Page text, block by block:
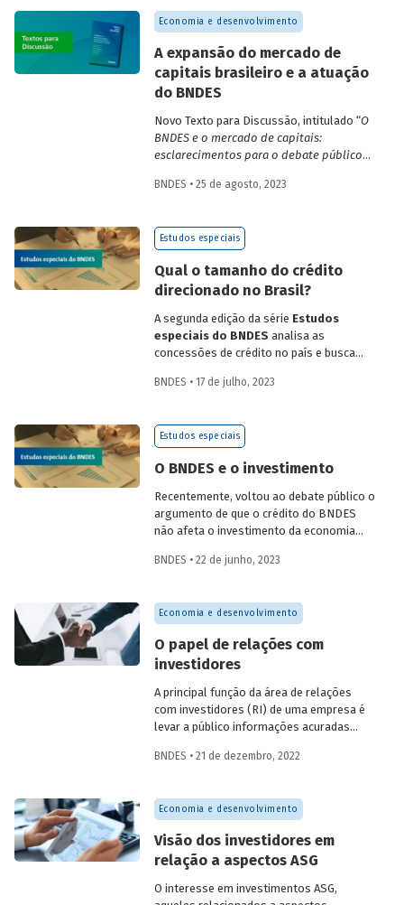
Economia e desenvolvimento
A expansão do mercado de
capitais brasileiro e a atuação
do BNDES
Novo Texto para Discussão, intitulado “O
BNDES e o mercado de capitais:
esclarecimentos para o debate público
pontos da relação entre BNDES e
negligenciados ou abordados de maneira
superficial no debate público.
BNDES • 25 de agosto, 2023
Estudos especiais
Qual o tamanho do crédito
direcionado no Brasil?
A segunda edição da série Estudos
especiais do BNDES analisa as
concessões de crédito no país e busca
direcionado é realizado a taxas
públicos. O estudo apresenta a evolução
da participação do crédito direcionado no
década, avaliando também como as
concessões se distribuem por diferentes
segmentos, incluindo a participação do
BNDES.
BNDES • 17 de julho, 2023
Estudos especiais
O BNDES e o investimento
Recentemente, voltou ao debate público o
argumento de que o crédito do BNDES
não afeta o investimento da economia
Estudos especiais do BNDES
desembolsos do BNDES e a taxa de
investimento no Brasil nos últimos vinte
não se sustenta.
BNDES • 22 de junho, 2023
Economia e desenvolvimento
O papel de relações com
investidores
A principal função da área de relações
com investidores (RI) de uma empresa é
levar a público informações acuradas
melhores padrões de divulgação, de
de maneira eficiente.
BNDES • 21 de dezembro, 2022
Economia e desenvolvimento
Visão dos investidores em
relação a aspectos ASG
O interesse em investimentos ASG,